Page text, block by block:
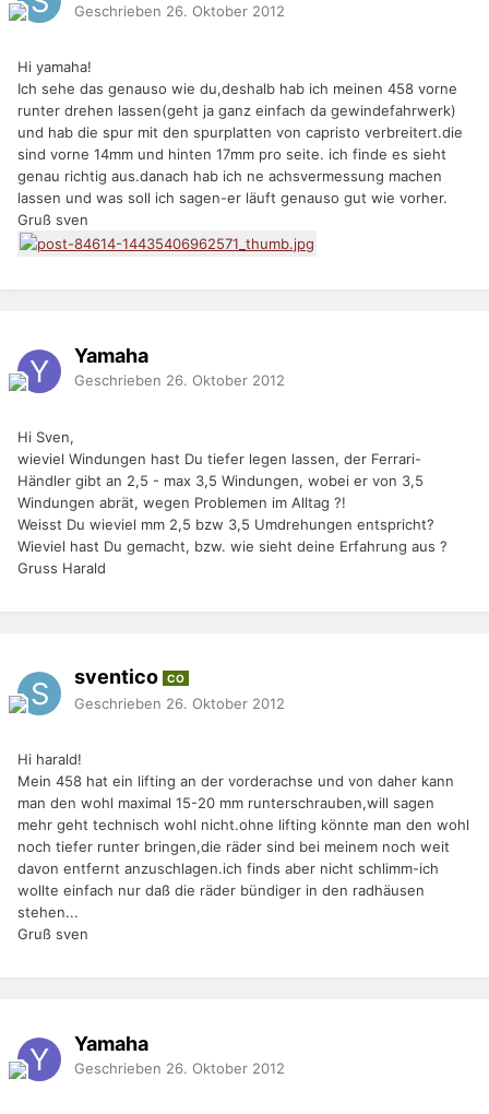
Geschrieben 26. Oktober 2012
Hi yamaha!
Ich sehe das genauso wie du,deshalb hab ich meinen 458 vorne
runter drehen lassen(geht ja ganz einfach da gewindefahrwerk)
und hab die spur mit den spurplatten von capristo verbreitert.die
sind vorne 14mm und hinten 17mm pro seite. ich finde es sieht
genau richtig aus.danach hab ich ne achsvermessung machen
lassen und was soll ich sagen-er läuft genauso gut wie vorher.
Gruß sven
Yamaha
Geschrieben 26. Oktober 2012
Hi Sven,
wieviel Windungen hast Du tiefer legen lassen, der Ferrari-
Händler gibt an 2,5 - max 3,5 Windungen, wobei er von 3,5
Windungen abrät, wegen Problemen im Alltag ?!
Weisst Du wieviel mm 2,5 bzw 3,5 Umdrehungen entspricht?
Wieviel hast Du gemacht, bzw. wie sieht deine Erfahrung aus ?
Gruss Harald
sventico CO
Geschrieben 26. Oktober 2012
Hi harald!
Mein 458 hat ein lifting an der vorderachse und von daher kann
man den wohl maximal 15-20 mm runterschrauben,will sagen
mehr geht technisch wohl nicht.ohne lifting könnte man den wohl
noch tiefer runter bringen,die räder sind bei meinem noch weit
davon entfernt anzuschlagen.ich finds aber nicht schlimm-ich
wollte einfach nur daß die räder bündiger in den radhäusen
stehen...
Gruß sven
Yamaha
Geschrieben 26. Oktober 2012